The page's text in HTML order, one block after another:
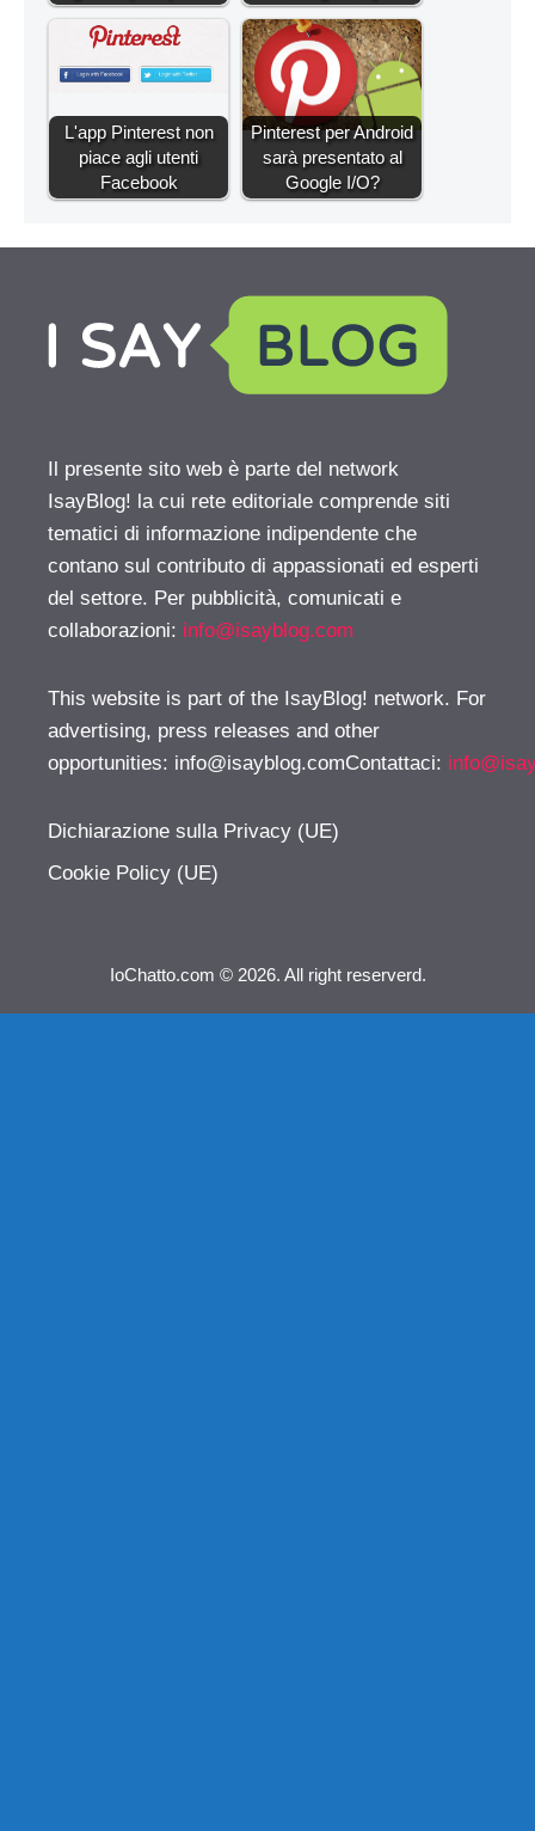
L'app Pinterest non
piace agli utenti
Facebook
Pinterest per Android
sarà presentato al
Google I/O?
Il presente sito web è parte del network
IsayBlog! la cui rete editoriale comprende siti
tematici di informazione indipendente che
contano sul contributo di appassionati ed esperti
del settore. Per pubblicità, comunicati e
collaborazioni: info@isayblog.com
This website is part of the IsayBlog! network. For
advertising, press releases and other
opportunities: info@isayblog.comContattaci:
Dichiarazione sulla Privacy (UE)
Cookie Policy (UE)
IoChatto.com © 2026. All right reserverd.